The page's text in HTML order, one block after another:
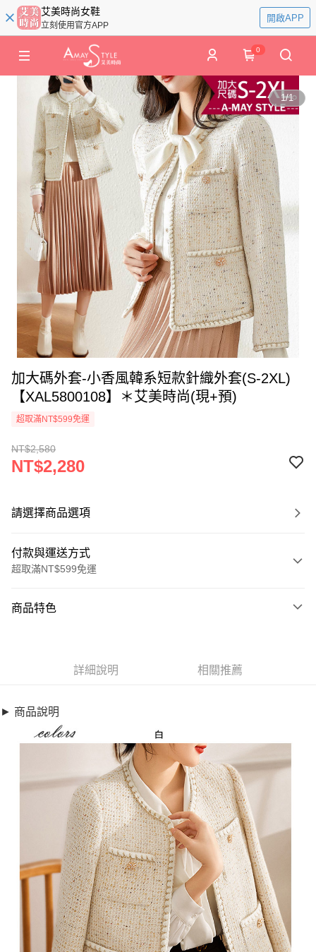
艾美時尚女鞋
立刻使用官方APP
開啟APP
0
1/1
加大碼外套-小香風韓系短款針織外套(S-2XL)
【XAL5800108】＊艾美時尚(現+預)
超取滿NT$599免運
NT$2,580
NT$2,280
請選擇商品選項
付款與運送方式
超取滿NT$599免運
信用卡一次付款
街口支付
悠遊付
AFTEE先享後付
【關於「AFTEE先享後付」】
AFTEE先享後付是「在收到商品之後才付款」的支付方式。 讓您購物簡單
便利好安心！
１．簡單：不需註冊會員、不需綁卡、不需儲值。
２．便利：只要手機號碼，簡訊認證，即可結帳。
３．安心：先確認商品／服務後，再付款。
【「AFTEE先享後付」結帳流程】
１．於結帳方式選擇「AFTEE先享後付」後，將跳轉至「AFTEE先享後付」
結帳頁面，進行簡訊認證並確認金額後，即可完成結帳。
運送方式
全家取貨付款
每筆NT$79，滿NT$599(含以上)免運費
付款後全家取貨
商品特色
AM523996
優雅白系風格
貼心中大尺碼設計
加大碼外套-小香風韓系短款針織外套(S-2XL)【XAL5800108】
優雅白系風格
氣質百搭首選單品
短版俐落顯瘦佳
貼心中大尺碼設計
詳細說明 相關推薦
► 商品說明